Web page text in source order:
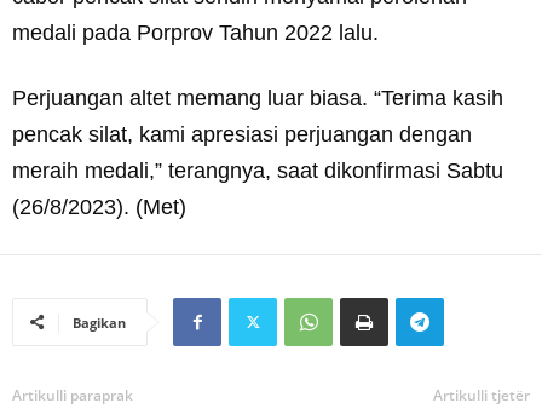
medali pada Porprov Tahun 2022 lalu.
Perjuangan altet memang luar biasa. “Terima kasih
pencak silat, kami apresiasi perjuangan dengan
meraih medali,” terangnya, saat dikonfirmasi Sabtu
(26/8/2023). (Met)
Bagikan
Artikulli paraprak Artikulli tjetër